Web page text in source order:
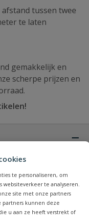
te personaliseren, om
te analyseren.
site met onze partners
partners kunnen deze
u aan ze heeft verstrekt of
tussen twee
te laten
gemakkelijk en
scherpe prijzen en